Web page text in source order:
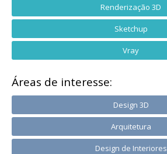
Renderização 3D
Sketchup
Vray
Áreas de interesse:
Design 3D
Arquitetura
Design de Interiores